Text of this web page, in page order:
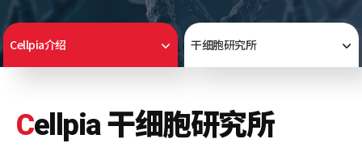
Cellpia介绍 干细胞研究所
Cellpia 干细胞研究所